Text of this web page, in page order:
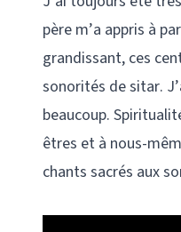
père m’a appris à
grandissant, ces
sonorités de sitar.
beaucoup.
êtres et à nous-
chants sacrés aux